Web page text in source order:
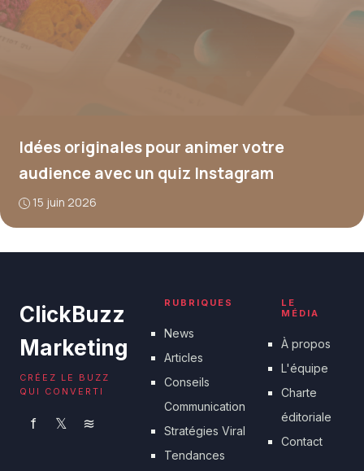
Idées originales pour animer votre
audience avec un quiz Instagram
15 juin 2026
ClickBuzz
Marketing
CRÉEZ LE BUZZ
QUI CONVERTI
f 𝕏 ≋
RUBRIQUES
News
Articles
Conseils
Communication
Stratégies Viral
Tendances
LE
MÉDIA
À propos
L'équipe
Charte
éditoriale
Contact